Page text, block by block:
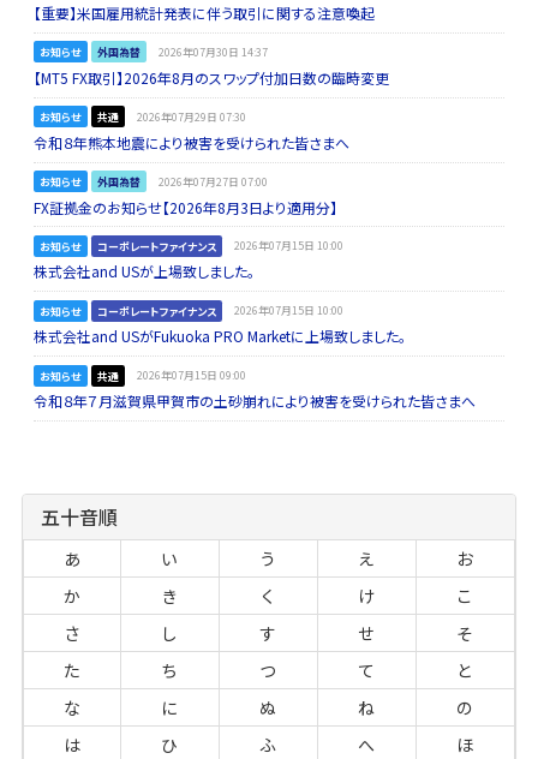
【重要】米国雇用統計発表に伴う取引に関する注意喚起
お知らせ 外国為替 2026年07月30日 14:37
【MT5 FX取引】2026年8月のスワップ付加日数の臨時変更
お知らせ 共通 2026年07月29日 07:30
令和８年熊本地震により被害を受けられた皆さまへ
お知らせ 外国為替 2026年07月27日 07:00
FX証拠金のお知らせ【2026年8月3日より適用分】
お知らせ コーポレートファイナンス 2026年07月15日 10:00
株式会社and USが上場致しました。
お知らせ コーポレートファイナンス 2026年07月15日 10:00
株式会社and USがFukuoka PRO Marketに上場致しました。
お知らせ 共通 2026年07月15日 09:00
令和８年７月滋賀県甲賀市の土砂崩れにより被害を受けられた皆さまへ
五十音順
あ い う え
お
か
き く け
こ
さ
し す せ
そ
た
ち つ て
と
な
に ぬ ね
の
は
ひ ふ へ
ほ